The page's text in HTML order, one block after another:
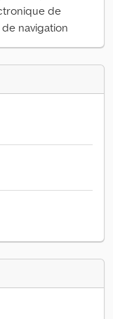
de
de navigation